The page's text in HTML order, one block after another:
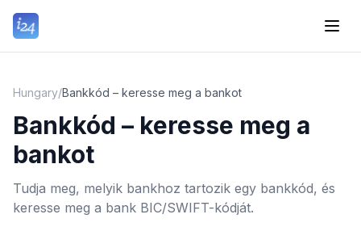
Hungary/Bankkód – keresse meg a bankot
Bankkód – keresse meg a
bankot
Tudja meg, melyik bankhoz tartozik egy bankkód, és
keresse meg a bank BIC/SWIFT-kódját.